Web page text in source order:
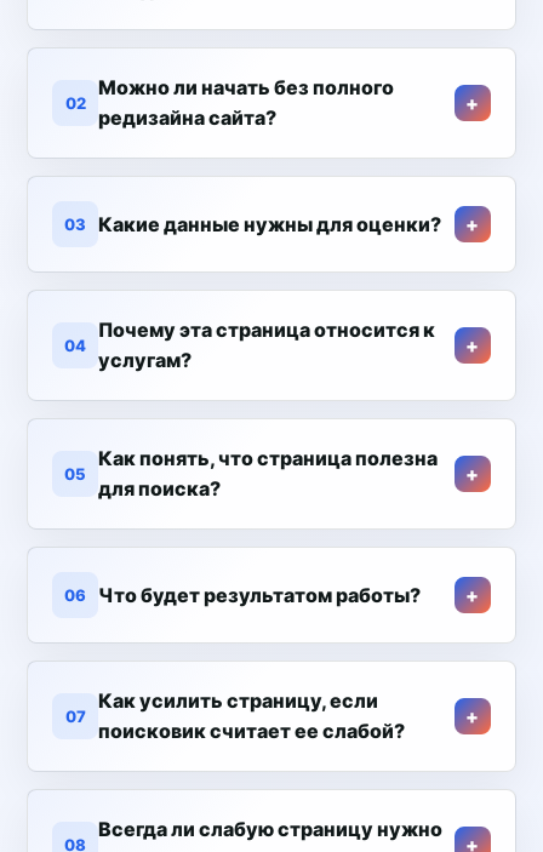
02
Можно ли начать без полного
редизайна сайта?
03 Какие данные нужны для оценки?
04
Почему эта страница относится к
услугам?
05
Как понять, что страница полезна
для поиска?
06 Что будет результатом работы?
07
Как усилить страницу, если
поисковик считает ее слабой?
08
Всегда ли слабую страницу нужно